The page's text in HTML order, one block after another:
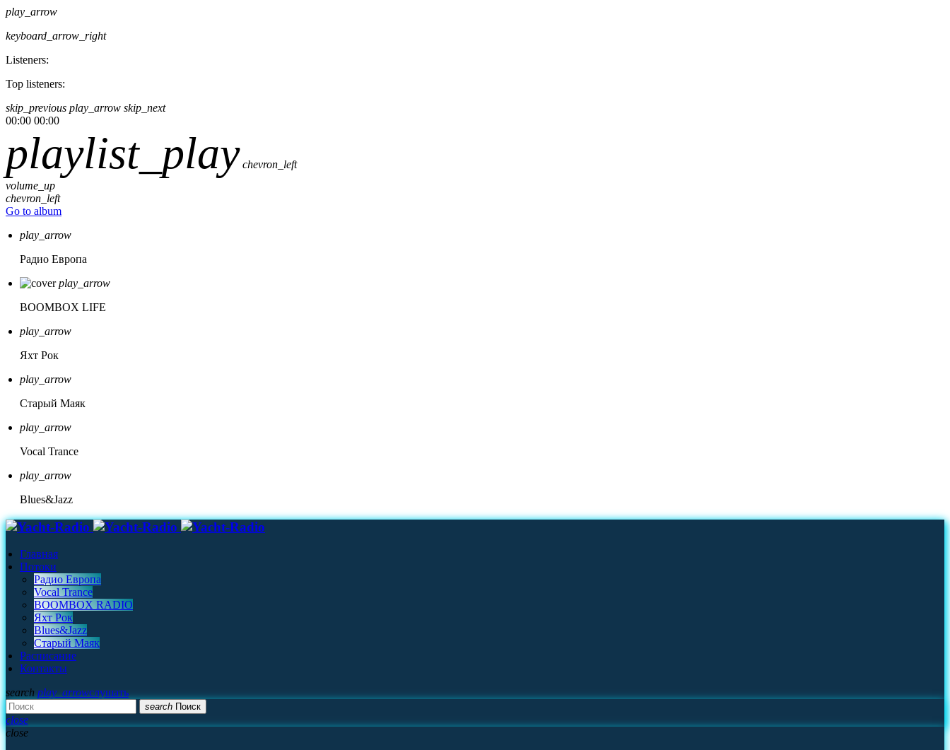
play_arrow
keyboard_arrow_right
Listeners:
Top listeners:
skip_previous play_arrow skip_next
00:00 00:00
playlist_play chevron_left
volume_up
chevron_left
Go to album
play_arrow
Радио Европа
play_arrow
BOOMBOX LIFE
play_arrow
Яхт Рок
play_arrow
Старый Маяк
play_arrow
Vocal Trance
play_arrow
Blues&Jazz
Главная
Потоки
Радио Европа
Vocal Trance
BOOMBOX RADIO
Яхт Рок
Blues&Jazz
Старый Маяк
Расписание
Контакты
search play_arrowслушать
search Поиск
close
close